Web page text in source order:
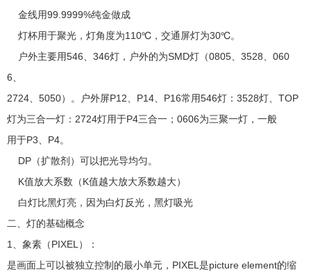
金线用99.9999%纯金做成
灯杯用于聚光，灯角度为110℃，交通屏灯为30℃。
户外主要用546、346灯，户外的为SMD灯（0805、3528、060
6、
2724、5050）。户外屏P12、P14、P16常用546灯：3528灯、TOP
灯为三合一灯：2724灯用于P4三合一；0606为三聚一灯，一般
用于P3、P4。
DP（扩散剂）可以把光导均匀。
K值放大系数（K值越大放大系数越大）
白灯比黑灯亮，因为白灯反光，黑灯吸光
二、灯的基础概念
1、象素（PIXEL）：
是画面上可以被独立控制的最小单元，PIXEL是picture element的缩